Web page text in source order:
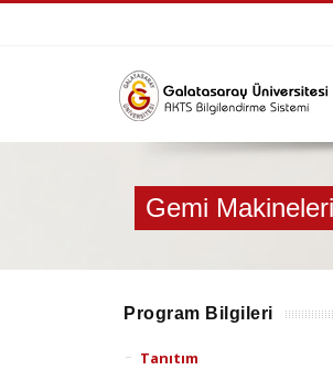
Gemi
Program Bilgileri
Tanıtım